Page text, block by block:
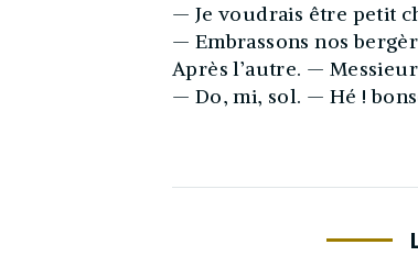
— Je voudrais être petit
— Embrassons nos
Après l’autre. —
— Do, mi, sol. — Hé !